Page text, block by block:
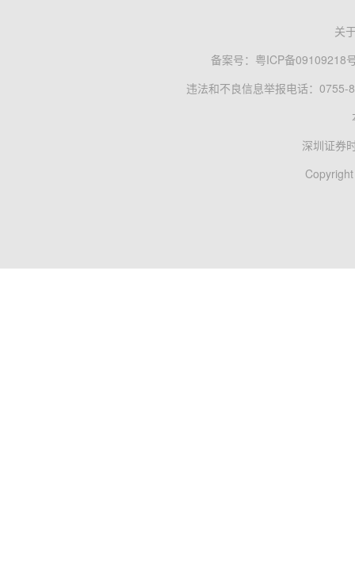
关
备案号： 粤ICP备09109218
违法和不良信息举报电话：0755-
深圳证券